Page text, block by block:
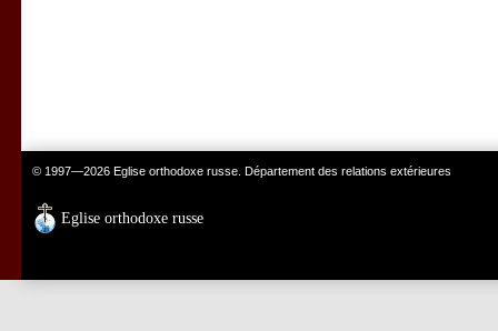
© 1997—2026 Eglise orthodoxe russe. Département des relations extérieures
Eglise orthodoxe russe